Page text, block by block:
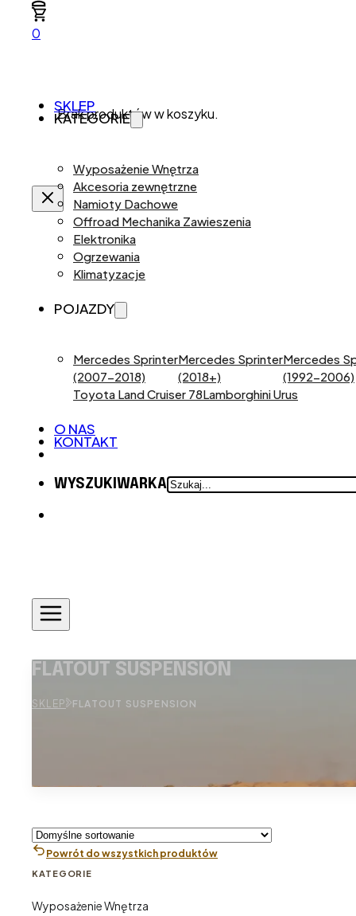
0
Brak produktów w koszyku.
SKLEP
KATEGORIE
Wyposażenie Wnętrza
Akcesoria zewnętrzne
Namioty Dachowe
Offroad Mechanika Zawieszenia
Elektronika
Ogrzewania
Klimatyzacje
POJAZDY
Mercedes Sprinter
(2007-2018)
Mercedes Sprinter
(2018+)
Mercedes
(1992-2006)
Toyota Land Cruiser 78Lamborghini Urus
O NAS
KONTAKT
WYSZUKIWARKASZUKAJ
FLATOUT SUSPENSION
SKLEP FLATOUT SUSPENSION
Powrót do wszystkich produktów
KATEGORIE
Wyposażenie Wnętrza